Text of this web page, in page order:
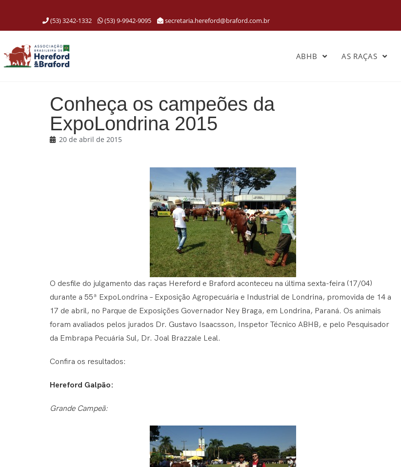
(53) 3242-1332 (53) 9-9942-9095 secretaria.hereford@braford.com.br
ABHB AS RAÇAS
Conheça os campeões da
ExpoLondrina 2015
20 de abril de 2015
O desfile do julgamento das raças Hereford e Braford aconteceu na última sexta-feira (17/04)
durante a 55ª ExpoLondrina – Exposição Agropecuária e Industrial de Londrina, promovida de 14 a
17 de abril, no Parque de Exposições Governador Ney Braga, em Londrina, Paraná. Os animais
foram avaliados pelos jurados Dr. Gustavo Isaacsson, Inspetor Técnico ABHB, e pelo Pesquisador
da Embrapa Pecuária Sul, Dr. Joal Brazzale Leal.
Confira os resultados:
Hereford Galpão:
Grande Campeã: